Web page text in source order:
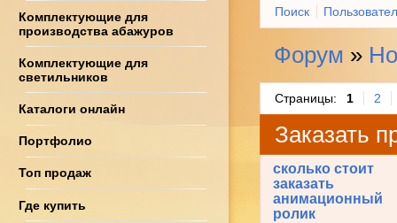
Комплектующие для
производства абажуров
Комплектующие для
светильников
Каталоги онлайн
Портфолио
Топ продаж
Где купить
Поиск
Форум »
Страницы: 1 2
Заказать
сколько стоит
заказать
анимационный
ролик